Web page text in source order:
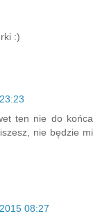
:)
ten nie do końca
nie będzie mi
08:27